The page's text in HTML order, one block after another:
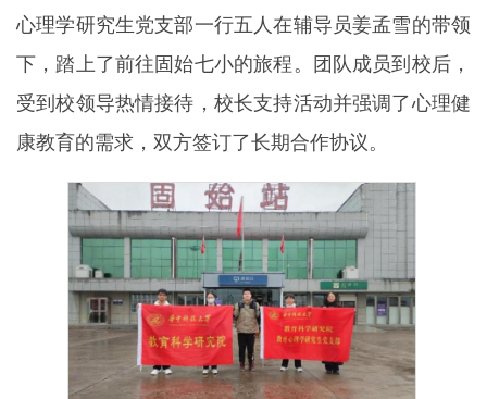
心理学研究生党支部一行五人在辅导员姜孟雪的带领
下，踏上了前往固始七小的旅程。团队成员到校后，
受到校领导热情接待，校长支持活动并强调了心理健
康教育的需求，双方签订了长期合作协议。